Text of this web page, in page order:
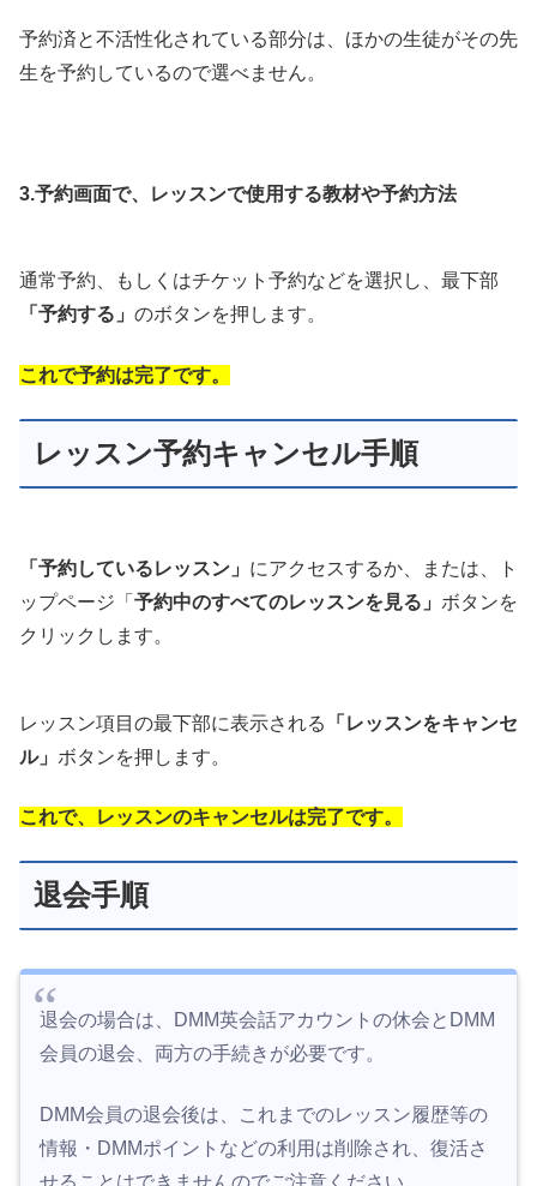
予約済と不活性化されている部分は、ほかの生徒がその先
生を予約しているので選べません。
3.予約画面で、レッスンで使用する教材や予約方法
通常予約、もしくはチケット予約などを選択し、最下部
「予約する」 のボタンを押します。
これで予約は完了です。
レッスン予約キャンセル手順
「予約しているレッスン」 にアクセスするか、または、ト
ップページ「 予約中のすべてのレッスンを見る」 ボタンを
クリックします。
レッスン項目の最下部に表示される
「レッスンをキャンセ
ル」 ボタンを押します。
これで、レッスンのキャンセルは完了です。
退会手順
退会の場合は、DMM英会話アカウントの休会とDMM
会員の退会、両方の手続きが必要です。
DMM会員の退会後は、これまでのレッスン履歴等の
情報・DMMポイントなどの利用は削除され、復活さ
せることはできませんのでご注意ください。